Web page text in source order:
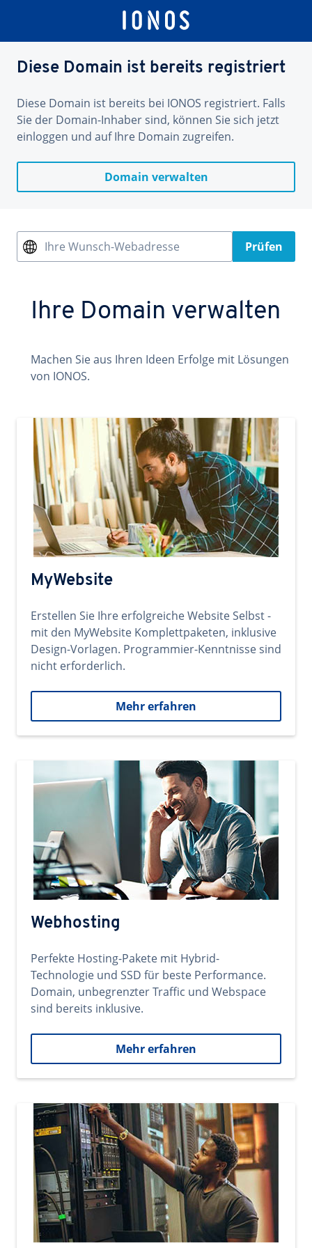
Diese Domain ist bereits registriert
Diese Domain ist bereits bei IONOS registriert. Falls
Sie der Domain-Inhaber sind, können Sie sich jetzt
einloggen und auf Ihre Domain zugreifen.
Domain verwalten
Ihre Wunsch-Webadresse Prüfen
Ihre Domain verwalten
Machen Sie aus Ihren Ideen Erfolge mit Lösungen
von IONOS.
MyWebsite
Erstellen Sie Ihre erfolgreiche Website Selbst -
mit den MyWebsite Komplettpaketen, inklusive
Design-Vorlagen. Programmier-Kenntnisse sind
nicht erforderlich.
Mehr erfahren
Webhosting
Perfekte Hosting-Pakete mit Hybrid-
Technologie und SSD für beste Performance.
Domain, unbegrenzter Traffic und Webspace
sind bereits inklusive.
Mehr erfahren